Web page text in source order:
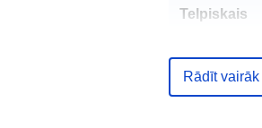
Telpiskais
Identifikatori:
Rādīt vairāk